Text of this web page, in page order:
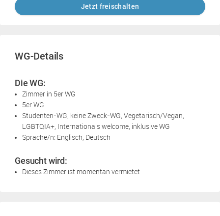
Jetzt freischalten
WG-Details
Die WG:
Zimmer in 5er WG
5er WG
Studenten-WG, keine Zweck-WG, Vegetarisch/Vegan,
LGBTQIA+, Internationals welcome, inklusive WG
Sprache/n: Englisch, Deutsch
Gesucht wird:
Dieses Zimmer ist momentan vermietet